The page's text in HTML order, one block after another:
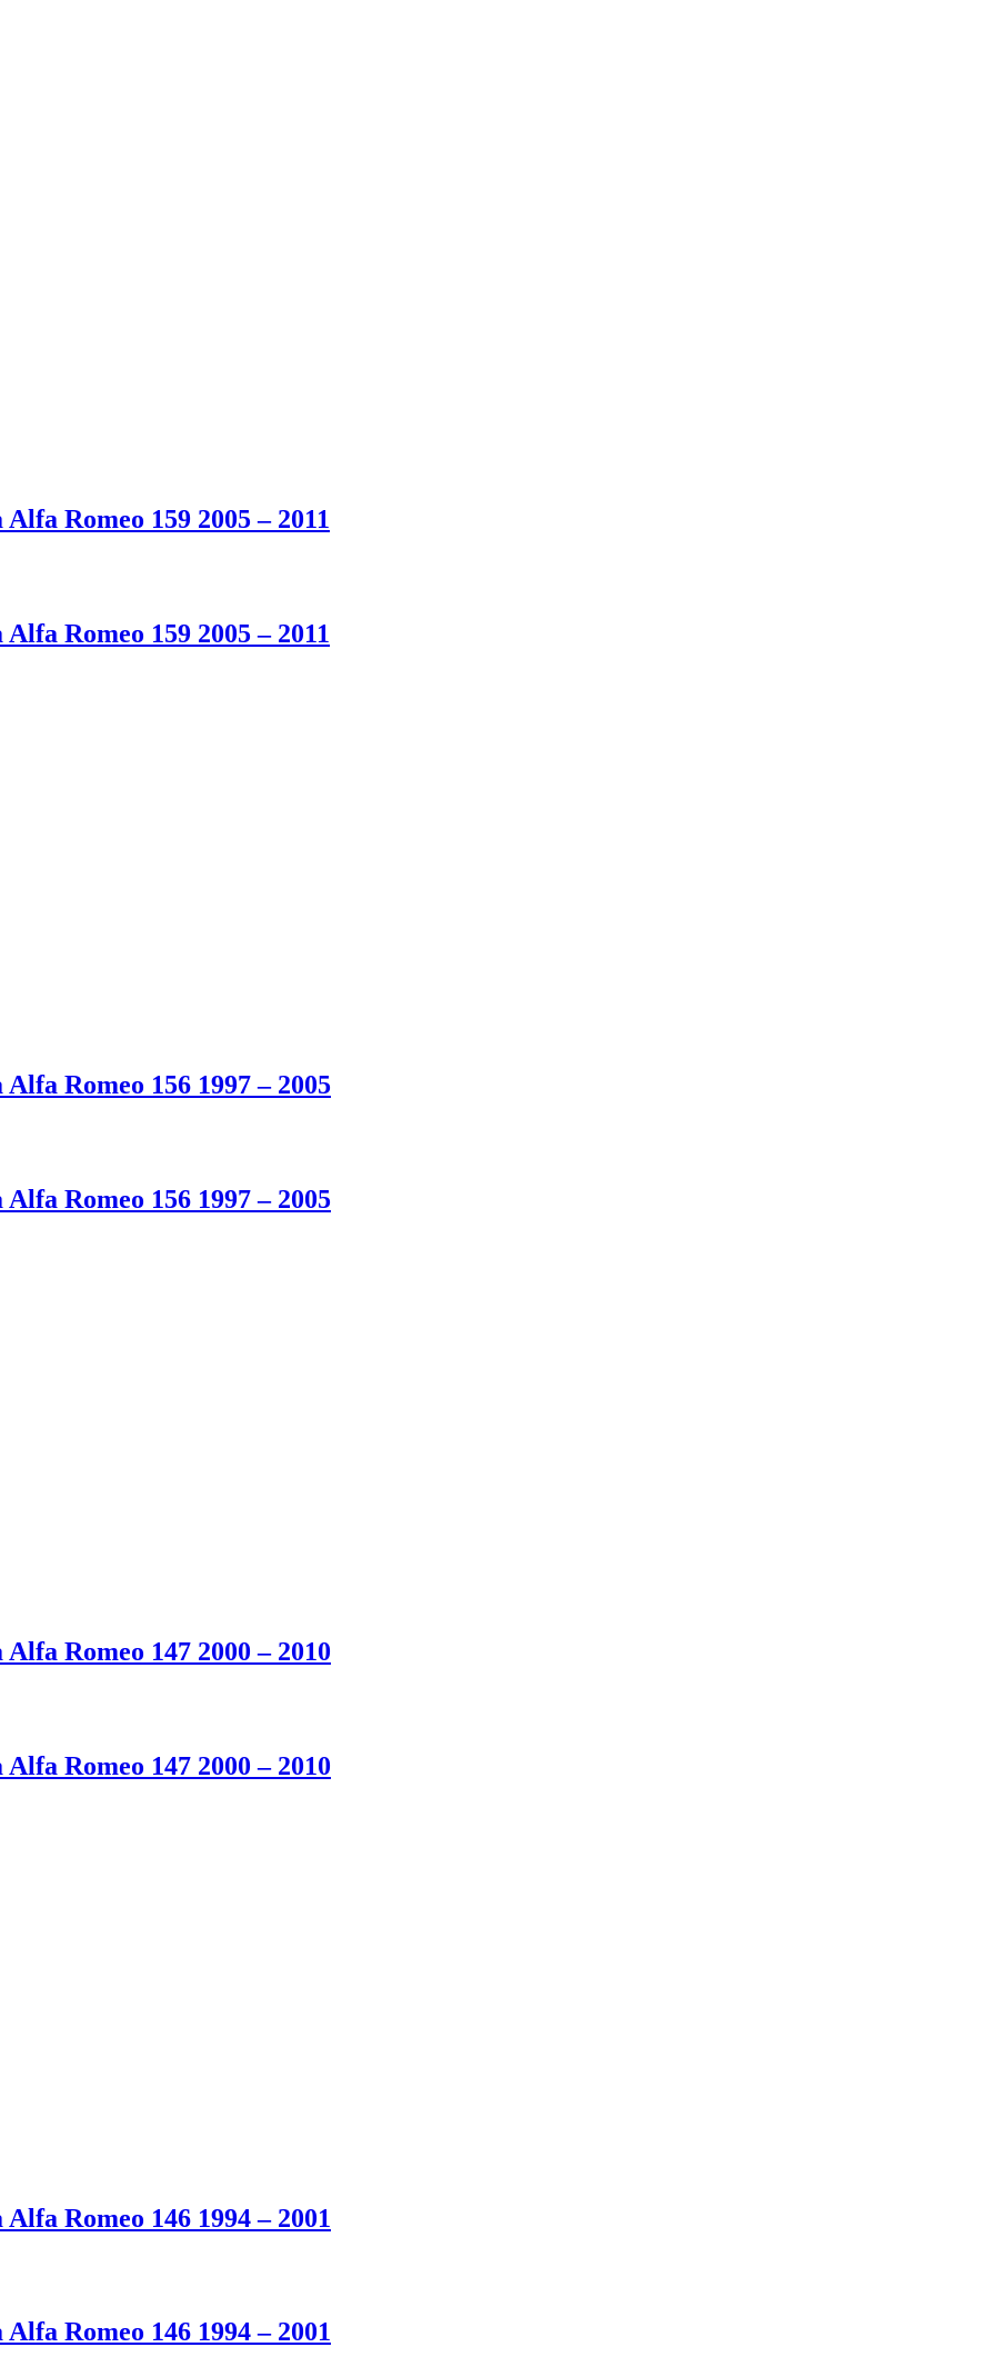
Romeo 159 2005 – 2011
Romeo 159 2005 – 2011
Romeo 156 1997 – 2005
Romeo 156 1997 – 2005
Romeo 147 2000 – 2010
Romeo 147 2000 – 2010
Romeo 146 1994 – 2001
Romeo 146 1994 – 2001